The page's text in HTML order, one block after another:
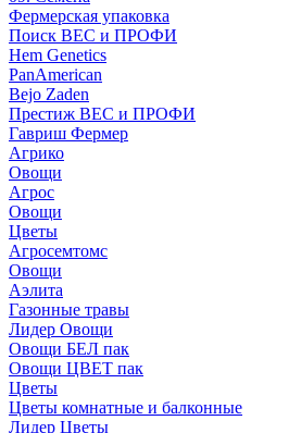
Фермерская упаковка
Поиск ВЕС и ПРОФИ
Hem Genetics
PanAmerican
Bejo Zaden
Престиж ВЕС и ПРОФИ
Гавриш Фермер
Агрико
Овощи
Агрос
Овощи
Цветы
Агросемтомс
Овощи
Аэлита
Газонные травы
Лидер Овощи
Овощи БЕЛ пак
Овощи ЦВЕТ пак
Цветы
Цветы комнатные и балконные
Лидер Цветы